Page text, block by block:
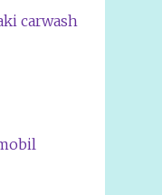
carwash